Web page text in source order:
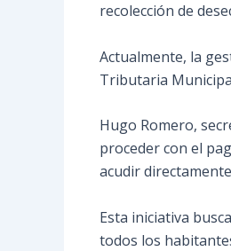
recolección de
Actualmente, la
Tributaria
Hugo Romero,
proceder con el
acudir
Esta iniciativa
todos los